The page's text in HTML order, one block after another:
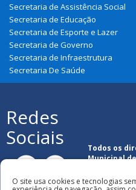
Secretaria de Assistência Social
Secretaria de Educação
Secretaria de Esporte e Lazer
Secretaria de Governo
Secretaria de Infraestrutura
Secretaria De Saúde
Redes
Sociais
Todos os
Municipal
O site usa cookies e tecnologias